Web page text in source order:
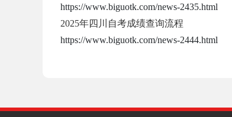
https://www.biguotk.com/news-2435.html
2025年四川自考成绩查询流程
https://www.biguotk.com/news-2444.html